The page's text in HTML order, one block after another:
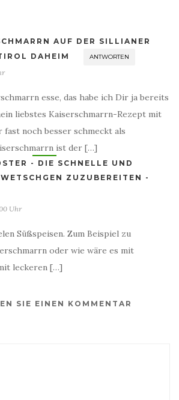
AUF DER SILLIANER
DAHEIM
ANTWORTEN
esse, das habe ich Dir ja bereits
liebstes Kaiserschmarrn-Rezept mit
fast noch besser schmeckt als
ist der […]
- DIE SCHNELLE UND
ZUZUBEREITEN -
Uhr
Süßspeisen. Zum Beispiel zu
oder wie wäre es mit
leckeren […]
SIE EINEN KOMMENTAR